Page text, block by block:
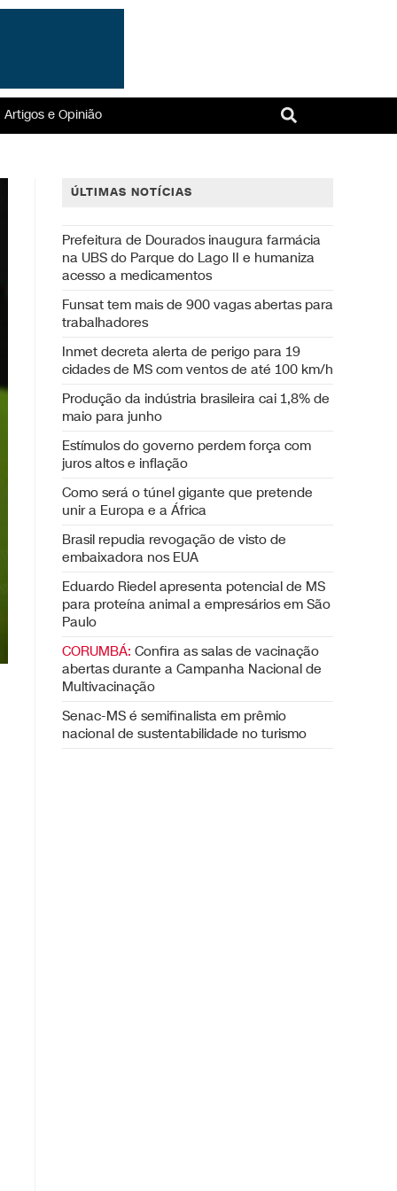
Artigos e Opinião
ÚLTIMAS NOTÍCIAS
Prefeitura de Dourados inaugura farmácia
na UBS do Parque do Lago II e humaniza
acesso a medicamentos
Funsat tem mais de 900 vagas abertas para
trabalhadores
Inmet decreta alerta de perigo para 19
cidades de MS com ventos de até 100 km/h
Produção da indústria brasileira cai 1,8% de
maio para junho
Estímulos do governo perdem força com
juros altos e inflação
Como será o túnel gigante que pretende
unir a Europa e a África
Brasil repudia revogação de visto de
embaixadora nos EUA
Eduardo Riedel apresenta potencial de MS
para proteína animal a empresários em São
Paulo
CORUMBÁ: Confira as salas de vacinação
abertas durante a Campanha Nacional de
Multivacinação
Senac-MS é semifinalista em prêmio
nacional de sustentabilidade no turismo